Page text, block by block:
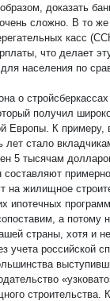
доказать
сложно. В то
касс
что делает
населения по
о
получил
Европы. К примеру,
лет стало
5 тысячам
составляют
на жилищное
ипотечных
а потому
страны, хотя и
учета российской
строительства.